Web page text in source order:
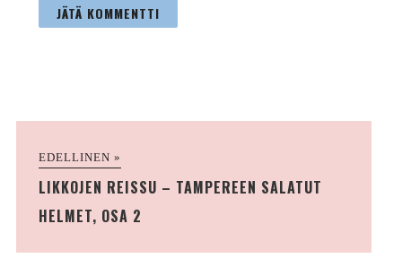
EDELLINEN »
LIKKOJEN REISSU – TAMPEREEN SALATUT
HELMET, OSA 2